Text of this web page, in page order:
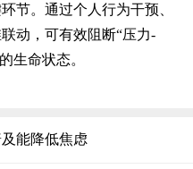
节。通过个人行为干预、
动，可有效阻断“压力-
生命状态。
能降低焦虑